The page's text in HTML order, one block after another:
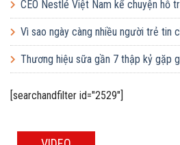
em Việt của Vinamilk
CEO Nestlé Việt Nam kể chuyện hỗ
tăng quy mô gấp 10 lần
Vì sao ngày càng nhiều người trẻ tin
Thương hiệu sữa gần 7 thập kỷ gặp
[searchandfilter id="2529"]